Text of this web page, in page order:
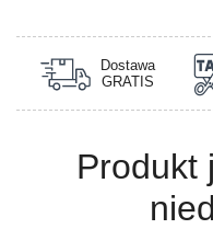
Dostawa
GRATIS
Produkt